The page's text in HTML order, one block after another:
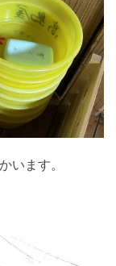
います。